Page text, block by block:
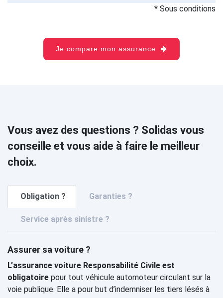
* Sous conditions
Je compare mon assurance
Vous avez des questions ? Solidas vous
conseille et vous aide à faire le meilleur
choix.
Obligation ? Garanties ?
Service après sinistre ?
Assurer sa voiture ?
L’assurance voiture Responsabilité Civile est
obligatoire pour tout véhicule automoteur circulant sur la
voie publique. Elle a pour but d’indemniser les tiers lésés à